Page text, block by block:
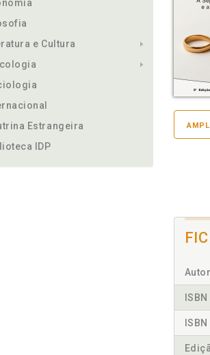
e Cultura
Estrangeira
IDP